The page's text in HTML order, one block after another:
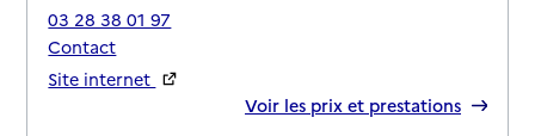
03 28 38 01 97
Contact
Site internet
Voir les prix et prestations